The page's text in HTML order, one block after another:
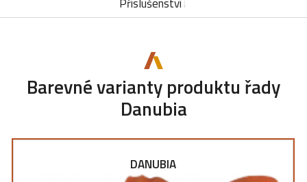
Příslušenství
Barevné varianty produktu řady
Danubia
DANUBIA